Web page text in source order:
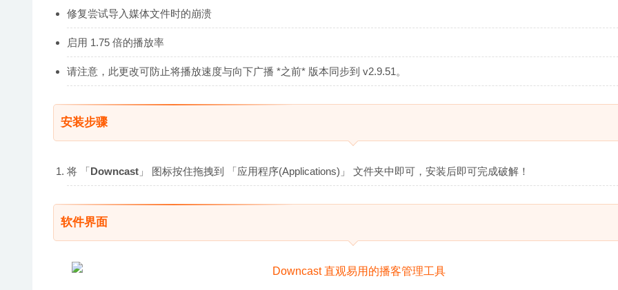
修复尝试导入媒体文件时的崩溃
启用 1.75 倍的播放率
请注意，此更改可防止将播放速度与向下广播 *之前* 版本同步到 v2.9.51。
安装步骤
将 「Downcast 」 图标按住拖拽到 「应用程序(Applications)」 文件夹中即可，安装后即可完成破解！
软件界面